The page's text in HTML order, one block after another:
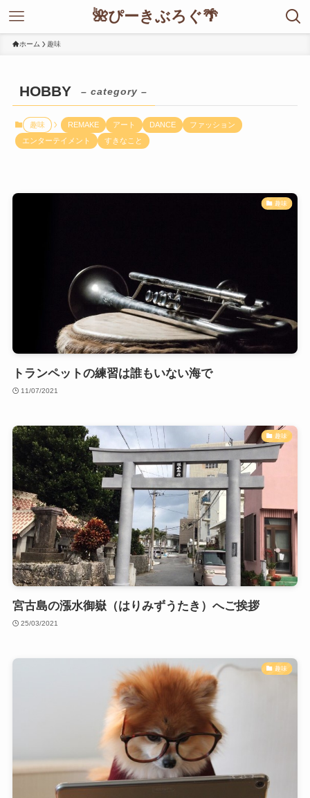
🌺ぴーきぶろぐ🌴
ホーム 趣味
HOBBY – category –
趣味 REMAKE アート DANCE
ファッション
エンターテイメント
すきなこと
趣味
トランペットの練習は誰もいない海で
11/07/2021
趣味
宮古島の漲水御嶽（はりみずうたき）へご挨拶
25/03/2021
趣味